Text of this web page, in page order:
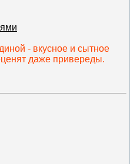
- вкусное и сытное
даже привереды.